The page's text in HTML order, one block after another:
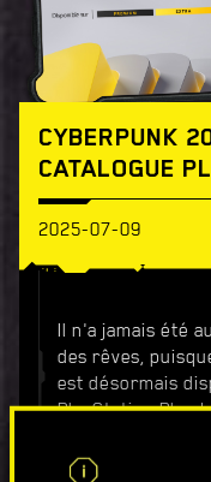
CYBERPUNK
CATALOGUE
2025-07-09
Il n'a jamais été
des rêves,
est désormais
PlayStation Plus !
peuvent jouer à